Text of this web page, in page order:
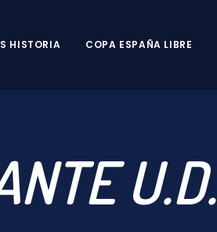
HISTORIA COPA ESPAÑA LIBRE
U.D.